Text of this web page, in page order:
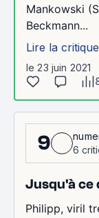
Mankowski
Beckmann...
Lire la critique
le 23 juin 2021
9
6
Jusqu'à ce
Philipp, viril